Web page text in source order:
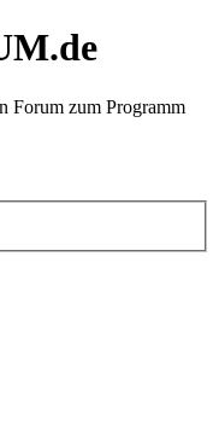
Forum zum Programm